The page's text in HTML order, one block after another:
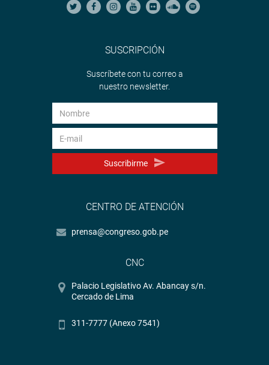
SUSCRIPCIÓN
Suscríbete con tu correo a
nuestro newsletter.
Suscribirme
CENTRO DE ATENCIÓN
prensa@congreso.gob.pe
CNC
Palacio Legislativo Av. Abancay s/n.
Cercado de Lima
311-7777 (Anexo 7541)